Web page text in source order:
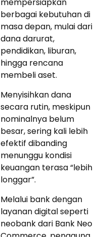
berbagai kebutuhan di
masa depan, mulai dari
dana darurat,
pendidikan, liburan,
hingga rencana
membeli aset.
Menyisihkan dana
secara rutin, meskipun
nominalnya belum
besar, sering kali lebih
efektif dibanding
menunggu kondisi
keuangan terasa “lebih
longgar”.
Melalui bank dengan
layanan digital seperti
neobank dari Bank Neo